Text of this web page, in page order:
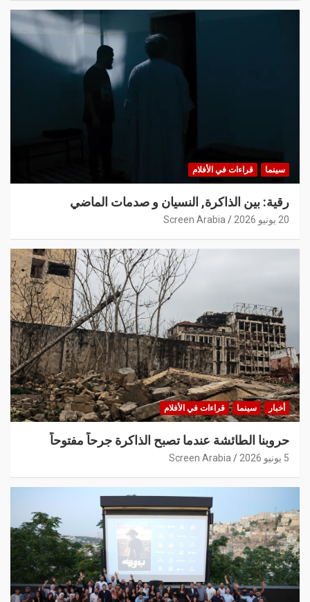
سينما قراءات في الأفلام
رقية: بين الذاكرة, النسيان و صدمات الماضي
20 يونيو 2026 Screen Arabia
أخبار سينما قراءات في الأفلام
حروبنا الطائشة عندما تصبح الذاكرة جرحاً مفتوحاً
5 يونيو 2026 Screen Arabia